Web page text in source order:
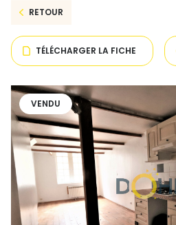
RETOUR
TÉLÉCHARGER LA FICHE
VENDU